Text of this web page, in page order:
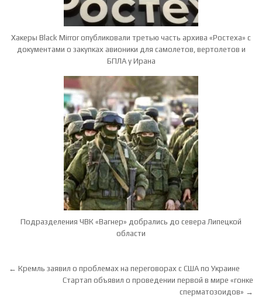
Хакеры Black Mirror опубликовали третью часть архива «Ростеха» с
документами о закупках авионики для самолетов, вертолетов и
БПЛА у Ирана
Подразделения ЧВК «Вагнер» добрались до севера Липецкой
области
Навигация по записям
← Кремль заявил о проблемах на переговорах с США по Украине
Стартап объявил о проведении первой в мире «гонке
сперматозоидов» →